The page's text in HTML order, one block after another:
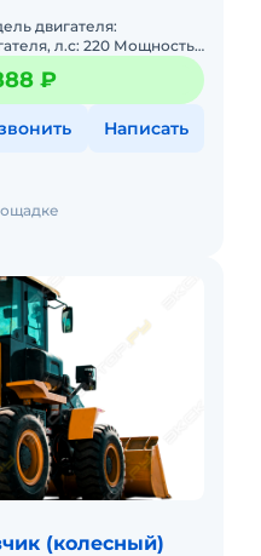
₽
Написать
(колесный)